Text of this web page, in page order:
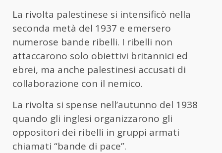
La rivolta palestinese si intensificò nella
seconda metà del 1937 e emersero
numerose bande ribelli. I ribelli non
attaccarono solo obiettivi britannici ed
ebrei, ma anche palestinesi accusati di
collaborazione con il nemico.
La rivolta si spense nell’autunno del 1938
quando gli inglesi organizzarono gli
oppositori dei ribelli in gruppi armati
chiamati “bande di pace”.